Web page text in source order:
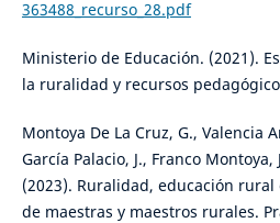
363488_recurso_28.pdf
Ministerio de Educación. (2021).
la ruralidad y recursos
Montoya De La Cruz, G., Valencia
García Palacio, J., Franco Montoya,
(2023). Ruralidad, educación
de maestras y maestros rurales.